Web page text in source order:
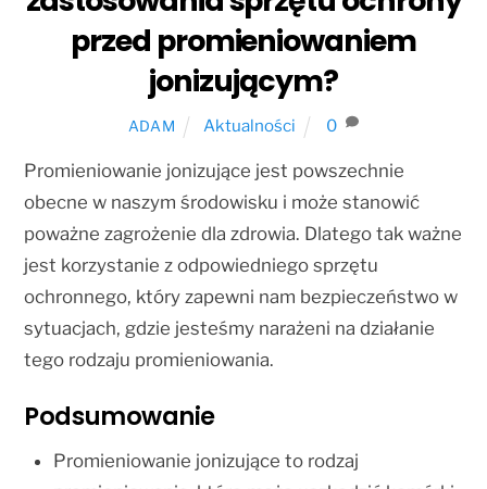
przed promieniowaniem
jonizującym?
ADAM Aktualności 0
Promieniowanie jonizujące jest powszechnie
obecne w naszym środowisku i może stanowić
poważne zagrożenie dla zdrowia. Dlatego tak ważne
jest korzystanie z odpowiedniego sprzętu
ochronnego, który zapewni nam bezpieczeństwo w
sytuacjach, gdzie jesteśmy narażeni na działanie
tego rodzaju promieniowania.
Podsumowanie
Promieniowanie jonizujące to rodzaj